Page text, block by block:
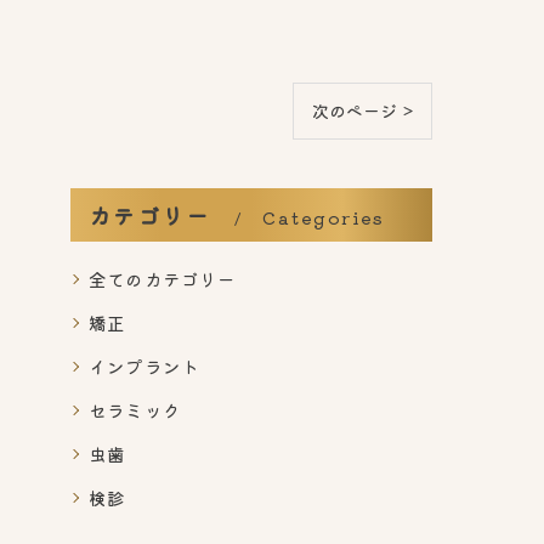
次のページ >
カテゴリー Categories
全てのカテゴリー
矯正
インプラント
セラミック
虫歯
検診